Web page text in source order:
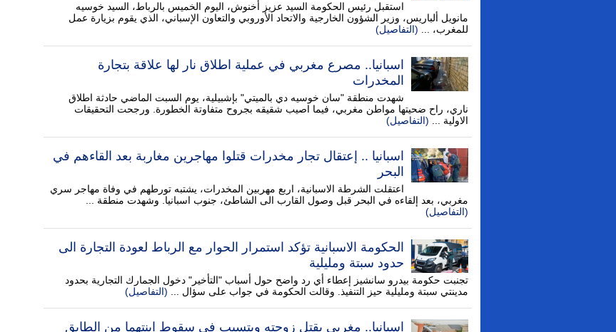
استقبل رئيس الحكومة السيد عزيز أخنوش، اليوم الخميس بالرباط، السيد خوسيه
مانويل ألباريس، وزير الشؤون الخارجية والاتحاد الأوروبي والتعاون الإسباني، الذي يقوم بزيارة عمل
للمغرب، ... (التفاصيل)
اسبانيا.. مصرع مغربي في عملية اطلاق نار لها علاقة بتجارة
المخدرات
شهدت منطقة "سان خوسيه دي بالميتي" بإشبيلية، يوم السبت الماضي حادثة اطلاق
ناري، راح ضحيتها مواطن مغربي، فيما اصيب شقيقه بجروح متفاوتة الخطورة. ورجحت التحقيقات
الاولية ... (التفاصيل)
اسبانيا .. إعتقال تجار مخدرات قتلوا مهاجرين مغاربة بعد القاءهم في
البحر
اعتقلت الشرطة الاسبانية، اربع مهربين المخدرات، يشتبه تورطهم في وفاة مهاجر سري
مغربي، بعد إلقاءه في البحر قبل وصول القارب الى الشاطئ، جنوب اسبانيا. وشهدت منطقة ...
(التفاصيل)
الحكومة الاسبانية تؤكد استمرار الحوار مع الرباط لعودة التجارة الى
حدود سبتة ومليلية
تجنبت حكومة بيدرو سانشيز إعطاء أي رد واضح حول أسباب "التأخير" دخول الجمارك التجارية بحدود
مدينتي سبتة ومليلية حيز التنفيذ. وقالت الحكومة في جواب على سؤال ... (التفاصيل)
اسبانيا.. مغربي يقتل زوجته ويتسبب في سقوط ابنتهما من الطابق